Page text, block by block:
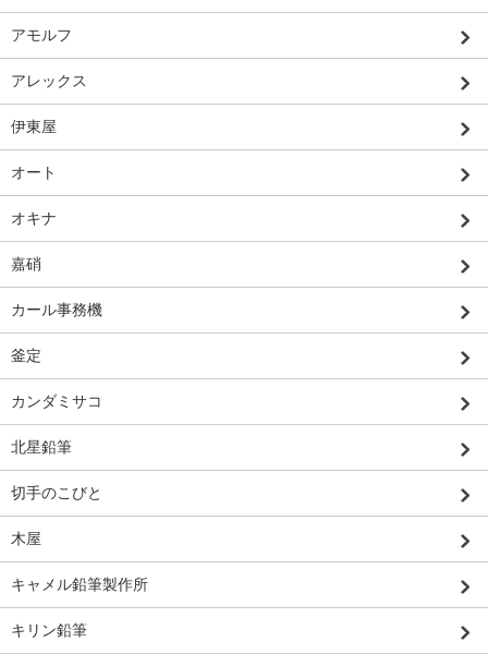
アモルフ
アレックス
伊東屋
オート
オキナ
嘉硝
カール事務機
釜定
カンダミサコ
北星鉛筆
切手のこびと
木屋
キャメル鉛筆製作所
キリン鉛筆